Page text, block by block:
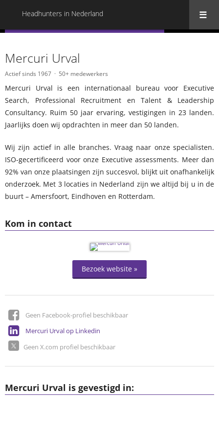
Headhunters in Nederland
Kom in contact
Bezoek website »
Geen Facebook-profiel beschikbaar
Mercuri Urval op Linkedin
Geen X.com profiel beschikbaar
Mercuri Urval
Actief sinds 1967 50+ medewerkers
Mercuri Urval is een internationaal bureau voor Executive
Search, Professional Recruitment en Talent & Leadership
Consultancy. Ruim 50 jaar ervaring, vestigingen in 23 landen.
Jaarlijks doen wij opdrachten in meer dan 50 landen.
Wij zijn actief in alle branches. Vraag naar onze specialisten.
ISO-gecertificeerd voor onze Executive assessments. Meer dan
92% van onze plaatsingen zijn succesvol, blijkt uit onafhankelijk
onderzoek. Met 3 locaties in Nederland zijn we altijd bij u in de
buurt – Amersfoort, Eindhoven en Rotterdam.
Mercuri Urval is gevestigd in: